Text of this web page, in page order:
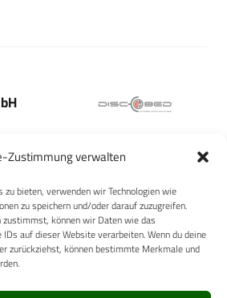
Zustimmung verwalten
bieten, verwenden wir Technologien wie
zu speichern und/oder darauf zuzugreifen.
zustimmst, können wir Daten wie das
auf dieser Website verarbeiten. Wenn du deine
zurückziehst, können bestimmte Merkmale und